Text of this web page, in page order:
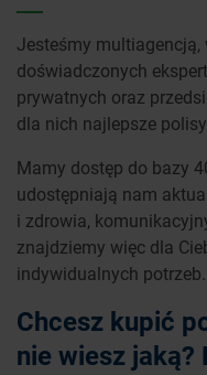
Jesteśmy multiagencją,
doświadczonych
prywatnych oraz
dla nich najlepsze
Mamy dostęp do bazy
udostępniają nam
i zdrowia,
znajdziemy więc dla
indywidualnych potrzeb.
Chcesz kupić
nie wiesz jaką?